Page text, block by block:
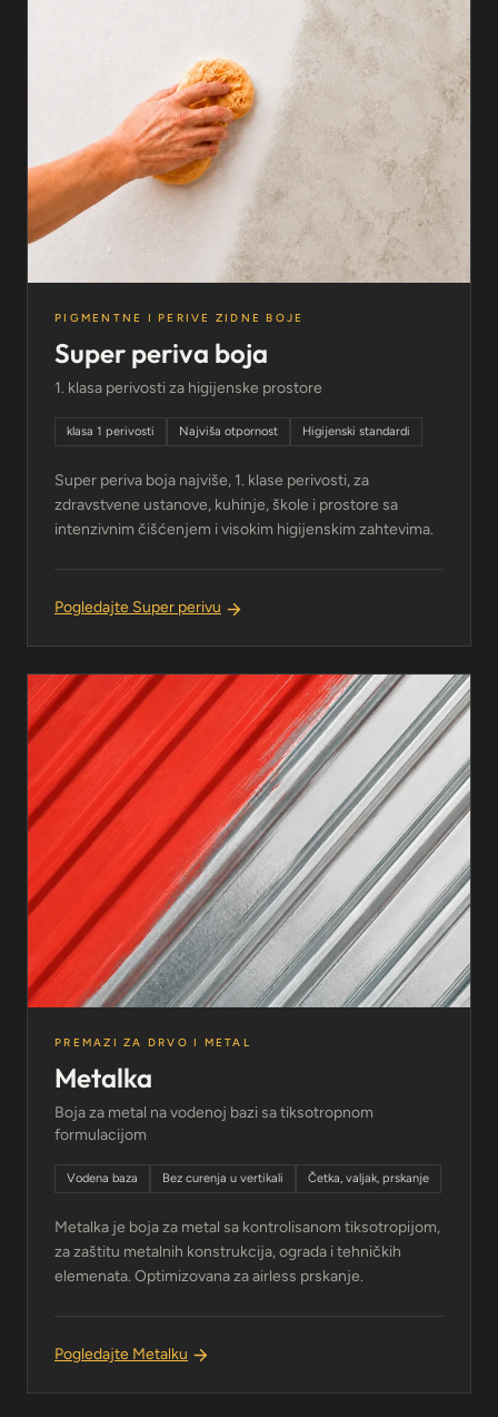
PIGMENTNE I PERIVE ZIDNE BOJE
Super periva boja
1. klasa perivosti za higijenske prostore
klasa 1 perivosti Najviša otpornost Higijenski standardi
Super periva boja najviše, 1. klase perivosti, za
zdravstvene ustanove, kuhinje, škole i prostore sa
intenzivnim čišćenjem i visokim higijenskim zahtevima.
Pogledajte Super perivu
PREMAZI ZA DRVO I METAL
Metalka
Boja za metal na vodenoj bazi sa tiksotropnom
formulacijom
Vodena baza Bez curenja u vertikali Četka, valjak, prskanje
Metalka je boja za metal sa kontrolisanom tiksotropijom,
za zaštitu metalnih konstrukcija, ograda i tehničkih
elemenata. Optimizovana za airless prskanje.
Pogledajte Metalku